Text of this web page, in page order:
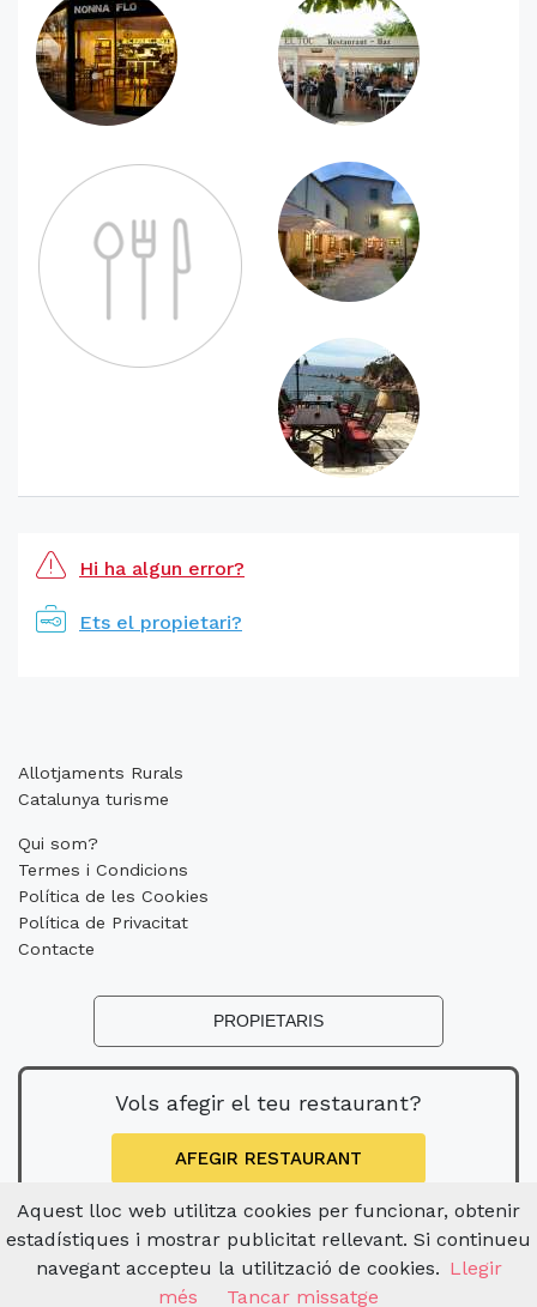
Hi ha algun error?
Ets el propietari?
Allotjaments Rurals
Catalunya turisme
Qui som?
Termes i Condicions
Política de les Cookies
Política de Privacitat
Contacte
PROPIETARIS
Vols afegir el teu restaurant?
AFEGIR RESTAURANT
Aquest lloc web utilitza cookies per funcionar, obtenir
estadístiques i mostrar publicitat rellevant. Si continueu
navegant accepteu la utilització de cookies. Llegir
més
Tancar missatge